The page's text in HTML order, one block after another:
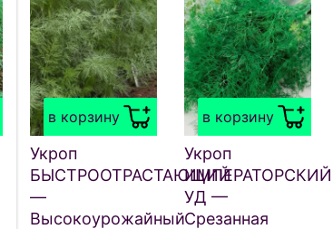
в корзину
Укроп
БЫСТРООТРАСТАЮЩИЙ
—
Высокоурожайный
в корзину
Укроп
ИМПЕРАТОРСКИЙ
УД —
Срезанная